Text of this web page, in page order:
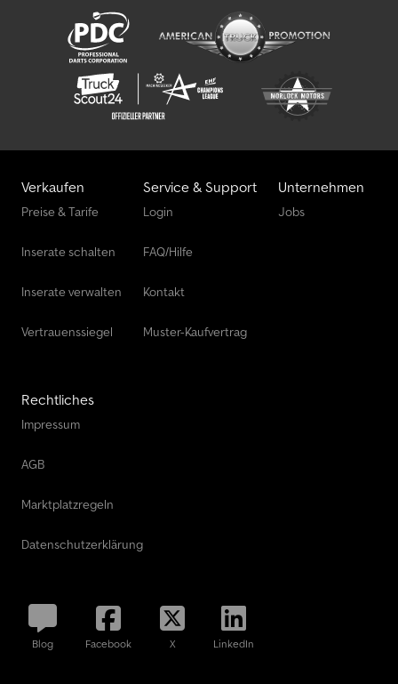
Verkaufen
Preise & Tarife
Inserate schalten
Inserate verwalten
Vertrauenssiegel
Service & Support
Login
FAQ/Hilfe
Kontakt
Muster-Kaufvertrag
Unternehmen
Jobs
Rechtliches
Impressum
AGB
Marktplatzregeln
Datenschutzerklärung
Blog Facebook X LinkedIn